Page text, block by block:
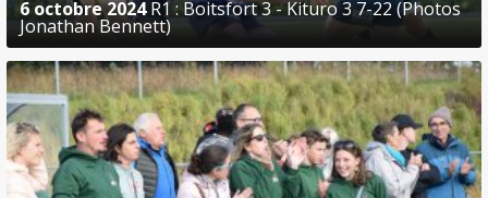
6 octobre 2024R1 : Boitsfort 3 - Kituro 3 7-22 (Photos
Jonathan Bennett)